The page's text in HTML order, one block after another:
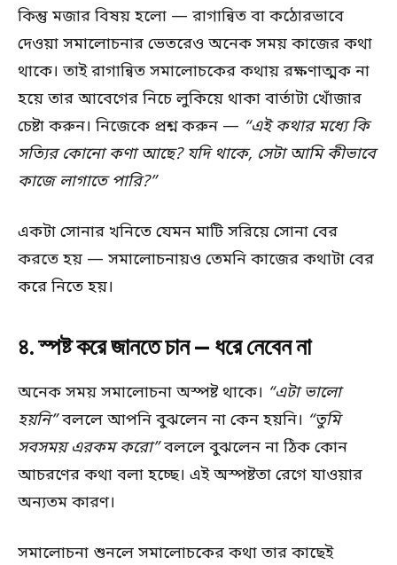
কিন্তু মজার বিষয় হলো — রাগান্বিত বা কঠোরভাবে
দেওয়া সমালোচনার ভেতরেও অনেক সময় কাজের কথা
থাকে। তাই রাগান্বিত সমালোচকের কথায় রক্ষণাত্মক না
হয়ে তার আবেগের নিচে লুকিয়ে থাকা বার্তাটা খোঁজার
চেষ্টা করুন। নিজেকে প্রশ্ন করুন — “এই কথার মধ্যে কি
সত্যির কোনো কণা আছে? যদি থাকে, সেটা আমি কীভাবে
কাজে লাগাতে পারি?”
একটা সোনার খনিতে যেমন মাটি সরিয়ে সোনা বের
করতে হয় — সমালোচনায়ও তেমনি কাজের কথাটা বের
করে নিতে হয়।
৪. স্পষ্ট করে জানতে চান — ধরে নেবেন না
অনেক সময় সমালোচনা অস্পষ্ট থাকে। “এটা ভালো
হয়নি”বললে আপনি বুঝলেন না কেন হয়নি। “তুমি
সবসময় এরকম করো”বললে বুঝলেন না ঠিক কোন
আচরণের কথা বলা হচ্ছে। এই অস্পষ্টতা রেগে যাওয়ার
অন্যতম কারণ।
সমালোচনা শুনলে সমালোচকের কথা তার কাছেই